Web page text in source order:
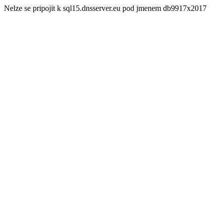
Nelze se pripojit k sql15.dnsserver.eu pod jmenem db9917x2017